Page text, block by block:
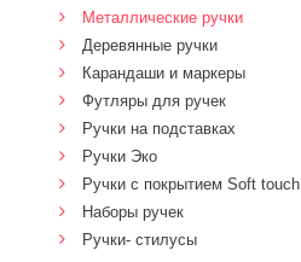
Металлические ручки
Деревянные ручки
Карандаши и маркеры
Футляры для ручек
Ручки на подставках
Ручки Эко
Ручки с покрытием Soft touch
Наборы ручек
Ручки- стилусы